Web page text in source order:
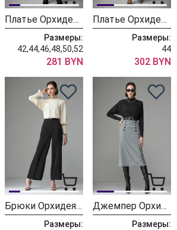
Платье ОрхидеяЛюкс 1339
Размеры:
42,44,46,48,50,52
281 BYN
Платье ОрхидеяЛюкс 1340
Размеры:
44
302 BYN
Брюки ОрхидеяЛюкс 1236
Размеры:
Джемпер ОрхидеяЛюкс 1233
Размеры: